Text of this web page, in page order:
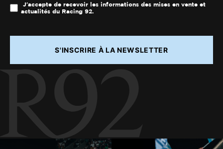
J'accepte de recevoir les informations des mises en vente et
actualités du Racing 92.
S'INSCRIRE À LA NEWSLETTER